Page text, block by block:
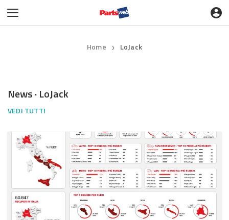
Home ❯ LoJack
News · LoJack
VEDI TUTTI